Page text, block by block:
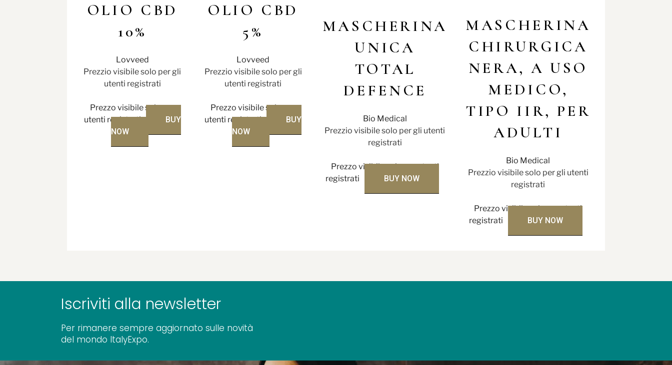
OLIO CBD
10%
Lovveed
Prezzio visibile solo per gli
utenti registrati
Prezzo visibile solo per
utenti registrati
BUY
NOW
OLIO CBD
5%
Lovveed
Prezzio visibile solo per gli
utenti registrati
Prezzo visibile solo per
utenti registrati
BUY
NOW
MASCHERINA
UNICA
TOTAL
DEFENCE
Bio Medical
Prezzio visibile solo per gli utenti
registrati
Prezzo visibile solo per utenti
registrati
BUY NOW
MASCHERINA
CHIRURGICA
NERA, A USO
MEDICO,
TIPO IIR, PER
ADULTI
Bio Medical
Prezzio visibile solo per gli utenti
registrati
Prezzo visibile solo per utenti
registrati
BUY NOW
Iscriviti alla newsletter
Per rimanere sempre aggiornato sulle novità
del mondo ItalyExpo.